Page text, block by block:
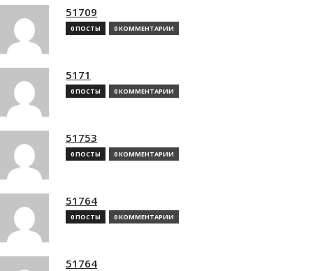
51709
0 ПОСТЫ 0 КОММЕНТАРИИ
5171
0 ПОСТЫ 0 КОММЕНТАРИИ
51753
0 ПОСТЫ 0 КОММЕНТАРИИ
51764
0 ПОСТЫ 0 КОММЕНТАРИИ
51764